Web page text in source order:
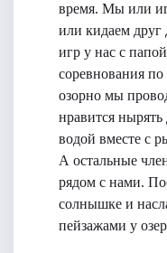
время. Мы или
или кидаем друг
игр у нас с
соревнования по
озорно мы
нравится
водой вместе с
А остальные
рядом с нами.
солнышке и
пейзажами у